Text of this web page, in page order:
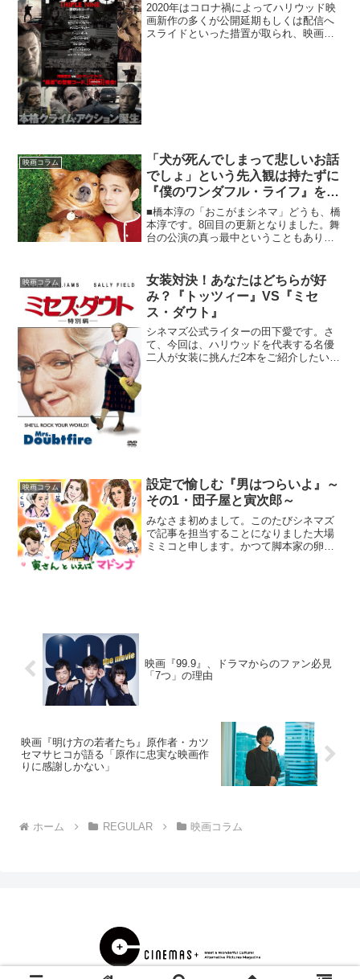
2020年はコロナ禍によってハリウッド映
画新作の多くが公開延期もしくは配信へ
スライドといった措置が取られ、映画フ
映画コラム
「犬が死んでしまって悲しいお話
でしょ」という先入観は持たずに
『僕のワンダフル・ライフ』を見
て！
■橋本淳の「おこがまシネマ」どうも、橋
本淳です。8回目の更新となりました。舞
台の公演の真っ最中ということもあり、
2017年に公開された作品です。犬好きの
橋本としては、予...
映画コラム
女装対決！あなたはどちらが好
み？『トッツィー』VS『ミセ
ス・ダウト』
シネマズ公式ライターの田下愛です。さ
て、今回は、ハリウッドを代表する名優
二人が女装に挑んだ2本をご紹介したいと
映画コラム
設定で愉しむ『男はつらいよ』～
その1・団子屋と寅次郎～
みなさま初めまして。このたびシネマズ
で記事を担当することになりました大場
ミミコと申します。かつて脚本家の卵と
映画『99.9』、ドラマからのファン必見
「7つ」の理由
映画『明け方の若者たち』原作者・カツ
セマサヒコが語る「原作に忠実な映画作
りに感謝しかない」
ホーム REGULAR 映画コラム